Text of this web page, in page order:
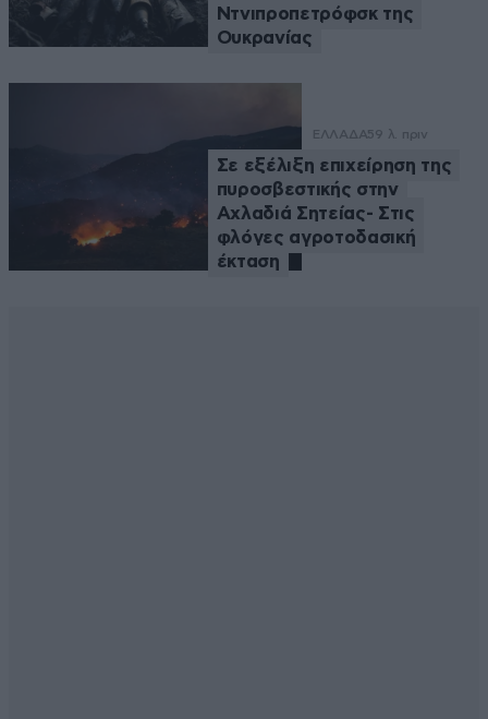
Ντνιπροπετρόφσκ της
Ουκρανίας
ΕΛΛΑΔΑ59 λ. πριν
Σε εξέλιξη επιχείρηση της
πυροσβεστικής στην
Αχλαδιά Σητείας- Στις
φλόγες αγροτοδασική
έκταση